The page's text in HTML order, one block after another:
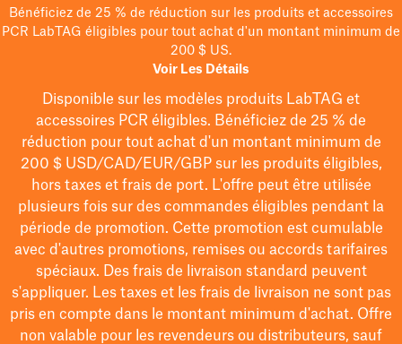
Bénéficiez de 25 % de réduction sur les produits et accessoires
PCR LabTAG éligibles pour tout achat d'un montant minimum de
200 $ US.
Voir Les Détails
Disponible sur les modèles produits LabTAG et
accessoires PCR éligibles. Bénéficiez de 25 % de
réduction pour tout achat d'un montant minimum de
200 $USD/CAD/EUR/GBPsur les produits éligibles,
hors taxes et frais de port. L'offre peut être utilisée
plusieurs fois sur des commandes éligibles pendant la
période de promotion. Cette promotion est cumulable
avec d'autres promotions, remises ou accords tarifaires
spéciaux. Des frais de livraison standard peuvent
s'appliquer. Les taxes et les frais de livraison ne sont pas
pris en compte dans le montant minimum d'achat. Offre
non valable pour les revendeurs ou distributeurs, sauf